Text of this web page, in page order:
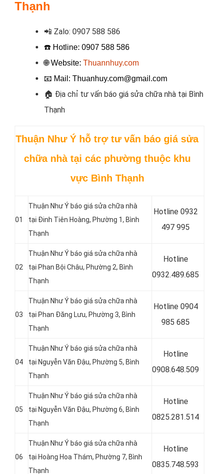
Thạnh
📲 Zalo: 0907 588 586
☎️ Hotline: 0907 588 586
🌐 Website: Thuannhuy.com
📧 Mail: Thuanhuy.com@gmail.com
🏠 Địa chỉ tư vấn báo giá sửa chữa nhà tại Bình
Thạnh
Thuận Như Ý hỗ trợ tư vấn báo giá sửa
chữa nhà tại các phường thuộc khu
vực Bình Thạnh
01
Thuận Như Ý báo giá sửa chữa nhà
tại Đinh Tiên Hoàng, Phường 1, Bình
Thạnh
Hotline 0932
497 995
02
Thuận Như Ý báo giá sửa chữa nhà
tại Phan Bội Châu, Phường 2, Bình
Thạnh
Hotline
0932.489.685
03
Thuận Như Ý báo giá sửa chữa nhà
tại Phan Đăng Lưu, Phường 3, Bình
Thạnh
Hotline 0904
985 685
04
Thuận Như Ý báo giá sửa chữa nhà
tại Nguyễn Văn Đậu, Phường 5, Bình
Thạnh
Hotline
0908.648.509
05
Thuận Như Ý báo giá sửa chữa nhà
tại Nguyễn Văn Đậu, Phường 6, Bình
Thạnh
Hotline
0825.281.514
06
Thuận Như Ý báo giá sửa chữa nhà
tại Hoàng Hoa Thám, Phường 7, Bình
Thạnh
Hotline
0835.748.593